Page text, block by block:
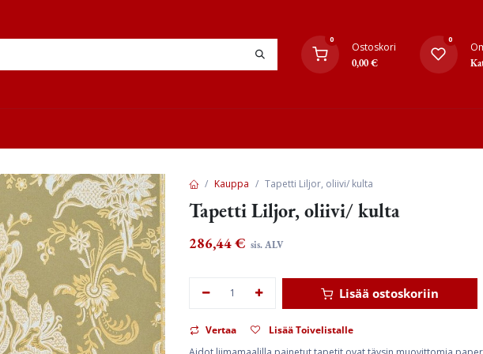
0
Ostoskori
0,00€
0
Kauppa Tapetti Liljor, oliivi/ kulta
Tapetti Liljor, oliivi/ kulta
286,44€ sis. ALV
Lisää ostoskoriin
Vertaa
Lisää Toivelistalle